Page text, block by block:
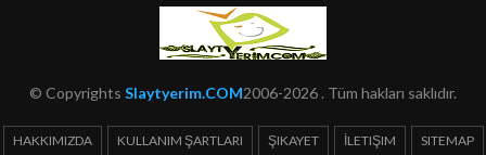
© Copyrights Slaytyerim.COM2006-2026 . Tüm hakları saklıdır.
HAKKIMIZDA KULLANIM ŞARTLARI ŞIKAYET İLETIŞIM SITEMAP